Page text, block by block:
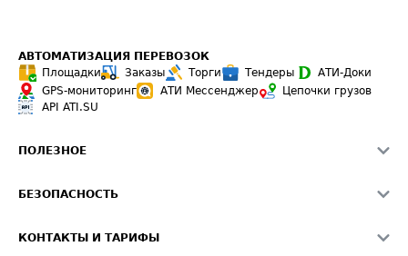
АВТОМАТИЗАЦИЯ ПЕРЕВОЗОК
Площадки
Заказы Торги Тендеры
АТИ-Доки
GPS-мониторинг
АТИ Мессенджер
Цепочки грузов
API ATI.SU
ПОЛЕЗНОЕ
Звезды ATI.SU на вашем сайте
БЕЗОПАСНОСТЬ
КОНТАКТЫ И ТАРИФЫ